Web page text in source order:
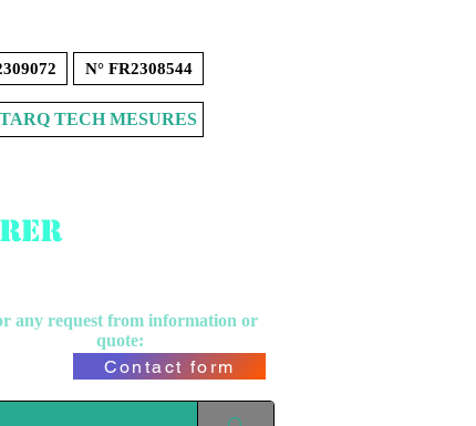
N° FR2308544
TECH MESURES
any request from information or
quote:
Contact form